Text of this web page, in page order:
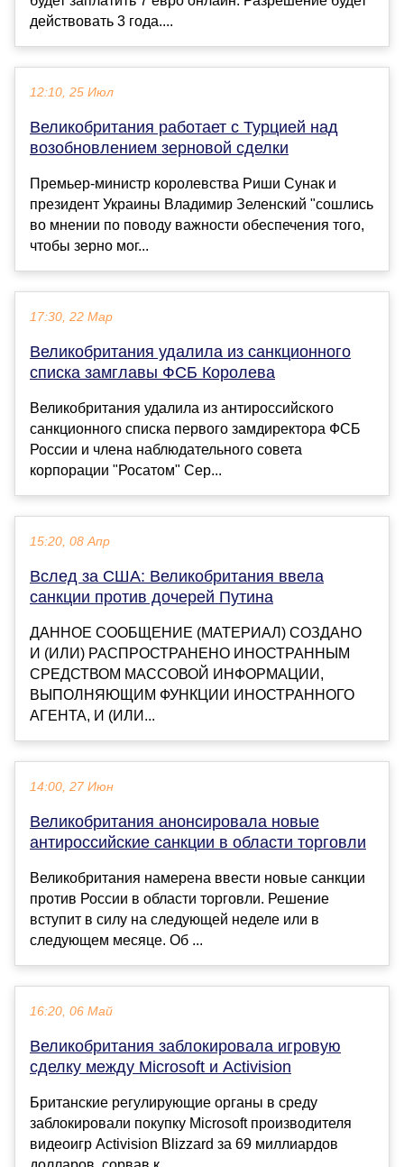
действовать 3 года....
12:10, 25 Июл
Великобритания работает с Турцией над
возобновлением зерновой сделки
Премьер-министр королевства Риши Сунак и
президент Украины Владимир Зеленский "сошлись
во мнении по поводу важности обеспечения того,
чтобы зерно мог...
17:30, 22 Мар
Великобритания удалила из санкционного
списка замглавы ФСБ Королева
Великобритания удалила из антироссийского
санкционного списка первого замдиректора ФСБ
России и члена наблюдательного совета
корпорации "Росатом" Сер...
15:20, 08 Апр
Вслед за США: Великобритания ввела
санкции против дочерей Путина
ДАННОЕ СООБЩЕНИЕ (МАТЕРИАЛ) СОЗДАНО
И (ИЛИ) РАСПРОСТРАНЕНО ИНОСТРАННЫМ
СРЕДСТВОМ МАССОВОЙ ИНФОРМАЦИИ,
ВЫПОЛНЯЮЩИМ ФУНКЦИИ ИНОСТРАННОГО
АГЕНТА, И (ИЛИ...
14:00, 27 Июн
Великобритания анонсировала новые
антироссийские санкции в области торговли
Великобритания намерена ввести новые санкции
против России в области торговли. Решение
вступит в силу на следующей неделе или в
следующем месяце. Об ...
16:20, 06 Май
Великобритания заблокировала игровую
сделку между Microsoft и Activision
Британские регулирующие органы в среду
заблокировали покупку Microsoft производителя
видеоигр Activision Blizzard за 69 миллиардов